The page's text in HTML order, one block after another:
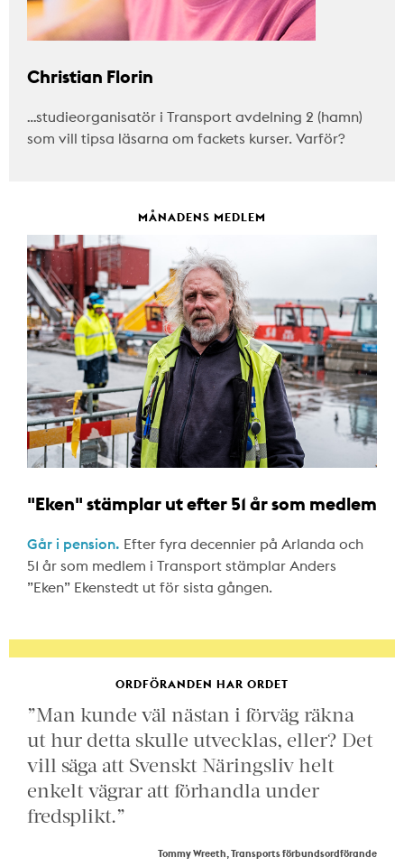
Christian Florin
…studieorganisatör i Transport avdelning 2 (hamn)
som vill tipsa läsarna om fackets kurser. Varför?
MÅNADENS MEDLEM
"Eken" stämplar ut efter 51 år som medlem
Går i pension. Efter fyra decennier på Arlanda och
51 år som medlem i Transport stämplar Anders
”Eken” Ekenstedt ut för sista gången.
ORDFÖRANDEN HAR ORDET
”Man kunde väl nästan i förväg räkna
ut hur detta skulle utvecklas, eller? Det
vill säga att Svenskt Näringsliv helt
enkelt vägrar att förhandla under
fredsplikt.”
Tommy Wreeth, Transports förbundsordförande